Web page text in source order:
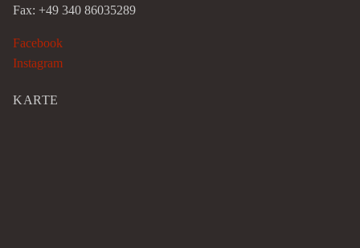
Fax: +49 340 86035289
Facebook
Instagram
KARTE